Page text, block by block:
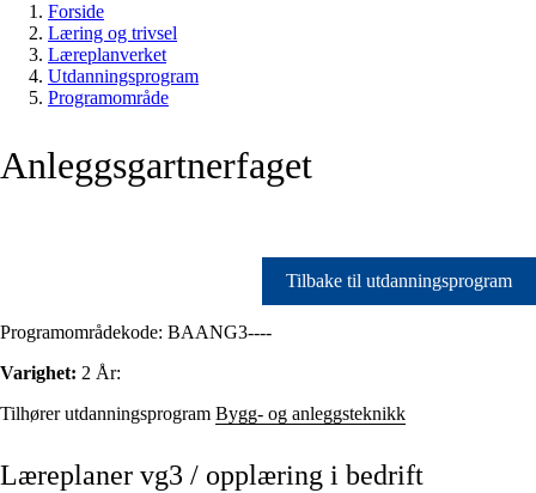
Forside
Læring og trivsel
Læreplanverket
Utdanningsprogram
Programområde
Anleggsgartnerfaget
Tilbake til utdanningsprogram
Programområdekode: BAANG3----
Varighet: 2 År:
Tilhører utdanningsprogram Bygg- og anleggsteknikk
Læreplaner vg3 / opplæring i bedrift